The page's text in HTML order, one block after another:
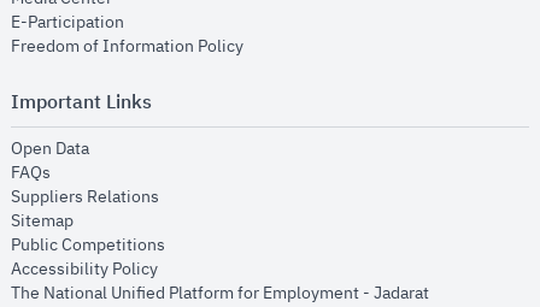
E-Participation
Freedom of Information Policyopens in new window
Important Links
Open Dataopens in new window
FAQs
Suppliers Relations
Sitemapopens in new window
Public Competitions
Accessibility Policyopens in new window
The National Unified Platform for Employment - Jadaratopens in new